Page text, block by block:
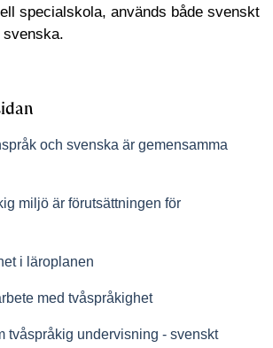
specialskola, används både svenskt
och svenska är gemensamma
miljö är förutsättningen för
i läroplanen
med tvåspråkighet
tvåspråkig undervisning - svenskt